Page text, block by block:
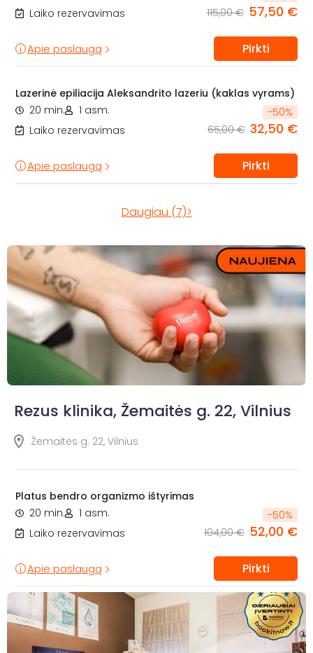
Laiko rezervavimas
115,00 € 57,50 €
Apie paslaugą Pirkti
Lazerinė epiliacija Aleksandrito lazeriu (kaklas vyrams)
20 min.
1 asm.
Laiko rezervavimas
-50%
65,00 € 32,50 €
Apie paslaugą Pirkti
Daugiau (7)>
Rezus klinika, Žemaitės g. 22, Vilnius
Žemaitės g. 22, Vilnius
Platus bendro organizmo ištyrimas
20 min.
1 asm.
Laiko rezervavimas
-50%
104,00 € 52,00 €
Apie paslaugą Pirkti